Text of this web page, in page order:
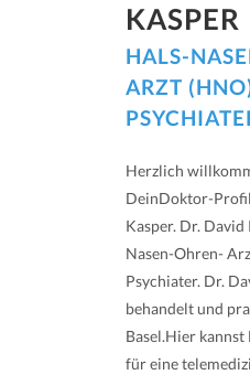
KASPER
HALS-
ARZT
Herzlich
DeinDoktor-
Kasper. Dr.
Nasen-Ohren-
Psychiater. Dr.
behandelt und
Basel.Hier
für eine